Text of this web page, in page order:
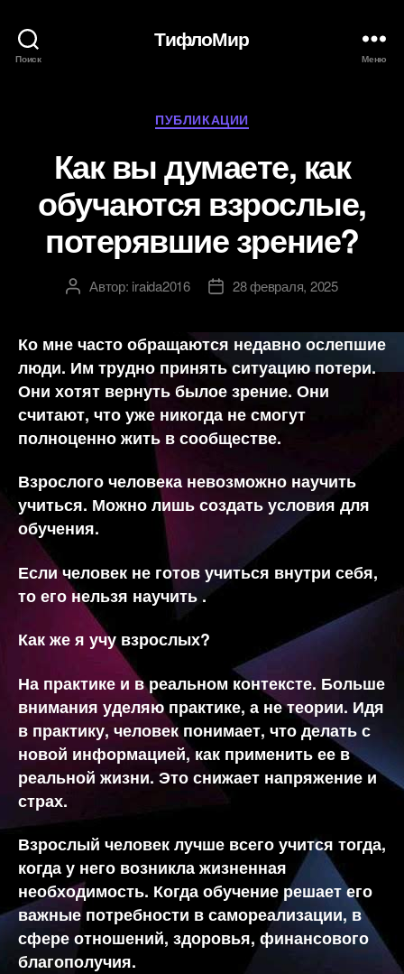
Поиск
ТифлоМир
Меню
Рубрики
ПУБЛИКАЦИИ
Как вы думаете, как
обучаются взрослые,
потерявшие зрение?
АвторАвтор: iraida2016
Дата28 февраля, 2025
Ко мне часто обращаются недавно ослепшие
люди. Им трудно принять ситуацию потери.
Они хотят вернуть былое зрение. Они
считают, что уже никогда не смогут
полноценно жить в сообществе.
Взрослого человека невозможно научить
учиться. Можно лишь создать условия для
обучения.
Если человек не готов учиться внутри себя,
то его нельзя научить .
Как же я учу взрослых?
На практике и в реальном контексте. Больше
внимания уделяю практике, а не теории. Идя
в практику, человек понимает, что делать с
новой информацией, как применить ее в
реальной жизни. Это снижает напряжение и
страх.
Взрослый человек лучше всего учится тогда,
когда у него возникла жизненная
необходимость. Когда обучение решает его
важные потребности в самореализации, в
сфере отношений, здоровья, финансового
благополучия.